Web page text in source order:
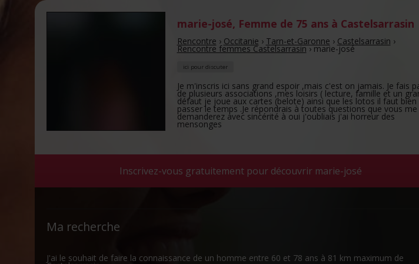
marie-josé, Femme de 75 ansà Castelsarrasin
Rencontre › Occitanie › Tarn-et-Garonne › Castelsarrasin ›
Rencontre femmes Castelsarrasin›marie-josé
ici pour discuter
Je m'inscris ici sans grand espoir ,mais c'est on jamais. Je fais
de plusieurs associations ,mes loisirs ( lecture, famille et un
défaut je joue aux cartes (belote) ainsi que les lotos il faut bien
passer le temps .Je répondrais à toutes questions que vous me
demanderez avec sincérité à oui j'oubliais j'ai horreur des
mensonges
Inscrivez-vous gratuitement pour découvrir marie-josé
Ma recherche
J'ai le souhait de faire la connaissance de un homme entre 60 et 78 ans à 81 km maximum de